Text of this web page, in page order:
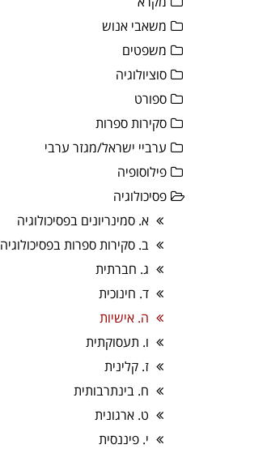
משאבי אנוש
משפטים
סוציולוגיה
ספורט
סקירות ספרות
ערביי ישראל/מגזר ערבי
פילוסופיה
פסיכולוגיה
א. סמינריונים בפסיכולוגיה
ב. סקירות ספרות בפסיכולוגיה
ג. חברתית
ד. חינוכית
ה. אישיות
ו. תעסוקתית
ז. קלינית
ח. בינתרבותית
ט. ארגונית
י. פיננסית